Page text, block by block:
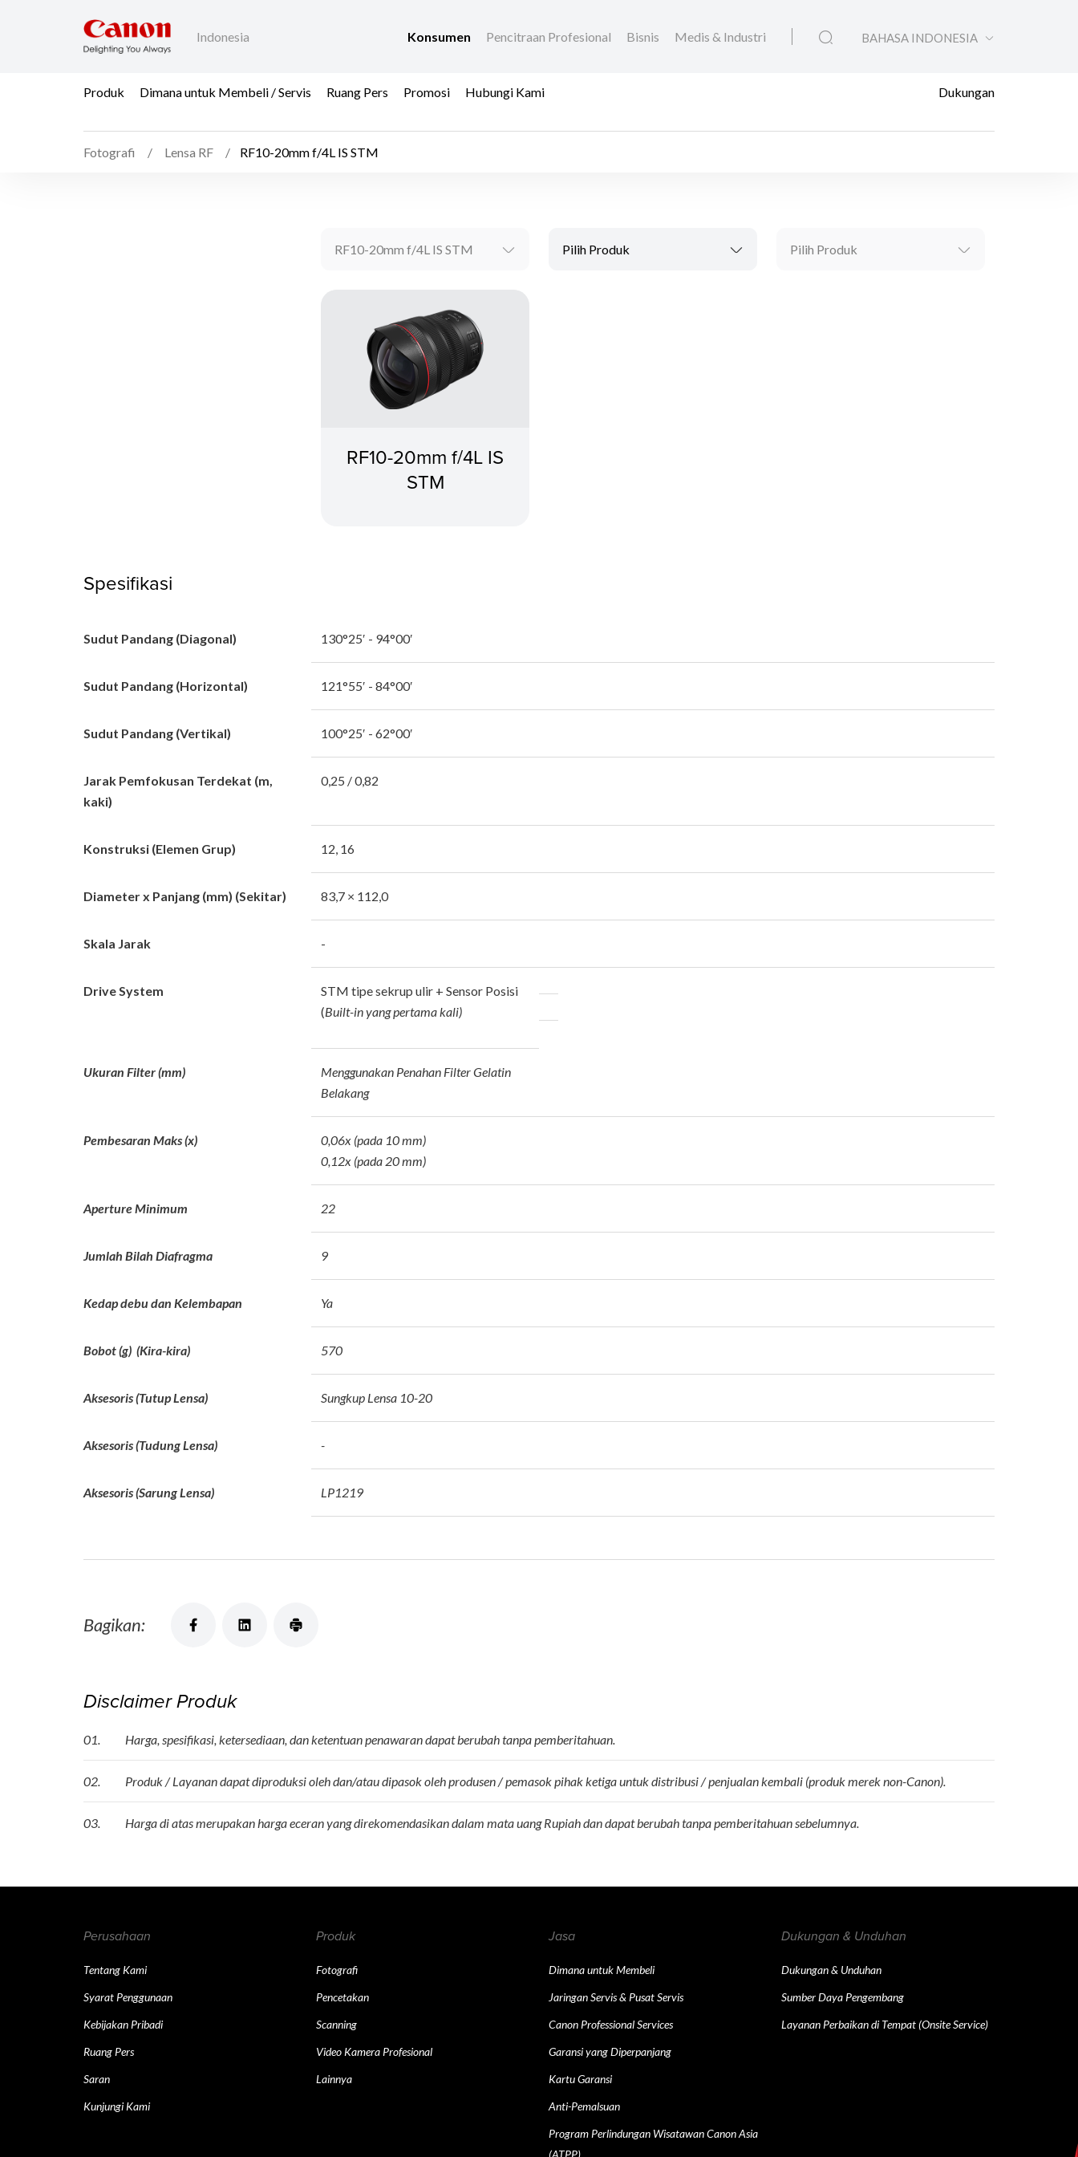
Indonesia Konsumen Pencitraan Profesional Bisnis Medis & Industri BAHASA INDONESIA
Produk Dimana untuk Membeli / Servis Ruang Pers Promosi Hubungi Kami Dukungan
Fotografi Lensa RF RF10-20mm f/4L IS STM
RF10-20mm f/4L IS STM Pilih Produk Pilih Produk
RF10-20mm f/4L IS
STM
Spesifikasi
Sudut Pandang (Diagonal) 130°25′ - 94°00′
Sudut Pandang (Horizontal) 121°55′ - 84°00′
Sudut Pandang (Vertikal) 100°25′ - 62°00′
Jarak Pemfokusan Terdekat (m,
kaki)
0,25 / 0,82
Konstruksi (Elemen Grup) 12, 16
Diameter x Panjang (mm) (Sekitar) 83,7 × 112,0
Skala Jarak -
Drive System
STM tipe sekrup ulir + Sensor Posisi
(Built-inyang pertama kali)
Ukuran Filter (mm)
Menggunakan Penahan Filter Gelatin
Belakang
Pembesaran Maks (x)
0,06x (pada 10 mm)
0,12x (pada 20 mm)
Aperture Minimum 22
Jumlah Bilah Diafragma 9
Kedap debu dan Kelembapan Ya
Bobot (g) (Kira-kira) 570
Aksesoris (Tutup Lensa) Sungkup Lensa 10-20
Aksesoris (Tudung Lensa) -
Aksesoris (Sarung Lensa) LP1219
Bagikan:
Disclaimer Produk
01. Harga, spesifikasi, ketersediaan, dan ketentuan penawaran dapat berubah tanpa pemberitahuan.
02. Produk / Layanan dapat diproduksi oleh dan/atau dipasok oleh produsen / pemasok pihak ketiga untuk distribusi / penjualan kembali (produk merek non-Canon).
03. Harga di atas merupakan harga eceran yang direkomendasikan dalam mata uang Rupiah dan dapat berubah tanpa pemberitahuan sebelumnya.
Perusahaan
Tentang Kami
Syarat Penggunaan
Kebijakan Pribadi
Ruang Pers
Saran
Kunjungi Kami
Produk
Fotografi
Pencetakan
Scanning
Video Kamera Profesional
Lainnya
Jasa
Dimana untuk Membeli
Jaringan Servis & Pusat Servis
Canon Professional Services
Garansi yang Diperpanjang
Kartu Garansi
Anti-Pemalsuan
Program Perlindungan Wisatawan Canon Asia
(ATPP)
Dukungan & Unduhan
Dukungan & Unduhan
Sumber Daya Pengembang
Layanan Perbaikan di Tempat (Onsite Service)